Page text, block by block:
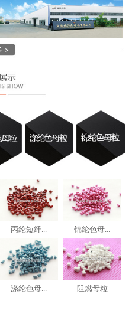
丙纶短纤... 锦纶色母...
涤纶色母... 阻燃母粒